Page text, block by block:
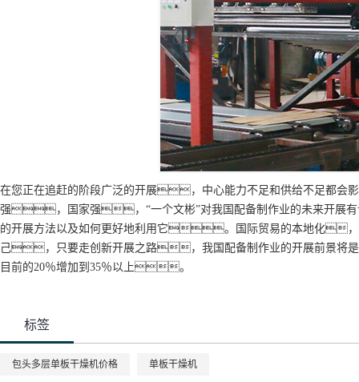
在您正在追赶的阶段广泛的开展，中心能力不足和供给不足都
强，国家强，“一个文彬”对我国配备制作业的未来开
的开展方法以及如何更好地利用它。国际贸易的本地化，
己，只要走创新开展之路，我国配备制作业的开展前景将
目前的20％增加到35％以上。
标签
包头多层单板干燥机价格 单板干燥机